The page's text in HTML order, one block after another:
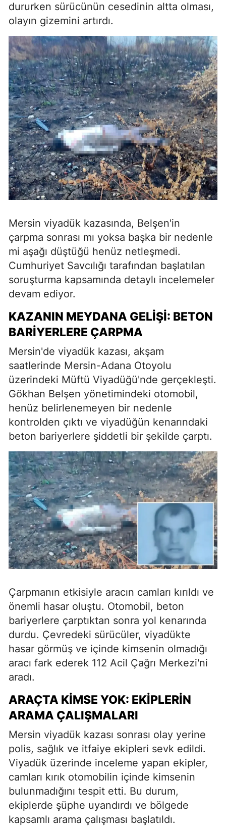
dururken sürücünün cesedinin altta olması,
olayın gizemini artırdı.
Mersin viyadük kazasında, Belşen'in
çarpma sonrası mı yoksa başka bir nedenle
mi aşağı düştüğü henüz netleşmedi.
Cumhuriyet Savcılığı tarafından başlatılan
soruşturma kapsamında detaylı incelemeler
devam ediyor.
KAZANIN MEYDANA GELIŞI: BETON
BARIYERLERE ÇARPMA
Mersin'de viyadük kazası, akşam
saatlerinde Mersin-Adana Otoyolu
üzerindeki Müftü Viyadüğü'nde gerçekleşti.
Gökhan Belşen yönetimindeki otomobil,
henüz belirlenemeyen bir nedenle
kontrolden çıktı ve viyadüğün kenarındaki
beton bariyerlere şiddetli bir şekilde çarptı.
Çarpmanın etkisiyle aracın camları kırıldı ve
önemli hasar oluştu. Otomobil, beton
bariyerlere çarptıktan sonra yol kenarında
durdu. Çevredeki sürücüler, viyadükte
hasar görmüş ve içinde kimsenin olmadığı
aracı fark ederek 112 Acil Çağrı Merkezi'ni
aradı.
ARAÇTA KIMSE YOK: EKIPLERIN
ARAMA ÇALIŞMALARI
Mersin viyadük kazası sonrası olay yerine
polis, sağlık ve itfaiye ekipleri sevk edildi.
Viyadük üzerinde inceleme yapan ekipler,
camları kırık otomobilin içinde kimsenin
bulunmadığını tespit etti. Bu durum,
ekiplerde şüphe uyandırdı ve bölgede
kapsamlı arama çalışması başlatıldı.